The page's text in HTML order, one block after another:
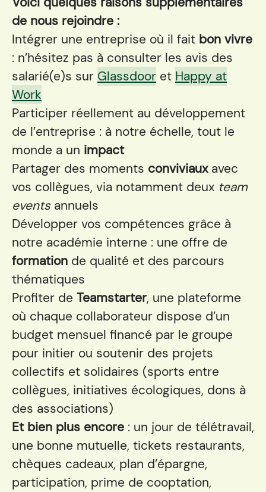
de nous rejoindre :
Intégrer une entreprise où il fait bon vivre
: n’hésitez pas à consulter les avis des
salarié(e)s sur Glassdoor et Happy at
Work
Participer réellement au développement
de l’entreprise : à notre échelle, tout le
monde a un impact
Partager des moments conviviaux avec
vos collègues, via notamment deux team
events annuels
Développer vos compétences grâce à
notre académie interne : une offre de
formation de qualité et des parcours
thématiques
Profiter de Teamstarter, une plateforme
où chaque collaborateur dispose d’un
budget mensuel financé par le groupe
pour initier ou soutenir des projets
collectifs et solidaires (sports entre
collègues, initiatives écologiques, dons à
des associations)
Et bien plus encore : un jour de télétravail,
une bonne mutuelle, tickets restaurants,
chèques cadeaux, plan d’épargne,
participation, prime de cooptation,